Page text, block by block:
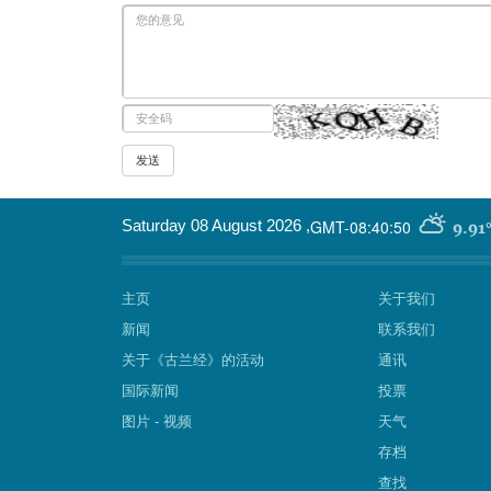
GMT-08:40:50 9.91°
Saturday 08 August 2026 ,
主页
新闻
关于《古兰经》的活动
国际新闻
图片 - 视频
关于我们
联系我们
通讯
投票
天气
存档
查找